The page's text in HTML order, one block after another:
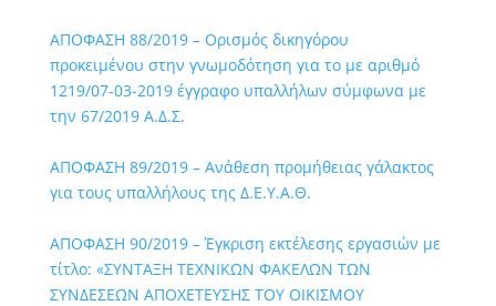
ΑΠΟΦΑΣΗ 88/2019 – Ορισμός δικηγόρου
προκειμένου στην γνωμοδότηση για το με αριθμό
1219/07-03-2019 έγγραφο υπαλλήλων σύμφωνα με
την 67/2019 Α.Δ.Σ.
ΑΠΟΦΑΣΗ 89/2019 – Ανάθεση προμήθειας γάλακτος
για τους υπαλλήλους της Δ.Ε.Υ.Α.Θ.
ΑΠΟΦΑΣΗ 90/2019 – Έγκριση εκτέλεσης εργασιών με
τίτλο: «ΣΥΝΤΑΞΗ ΤΕΧΝΙΚΩΝ ΦΑΚΕΛΩΝ ΤΩΝ
ΣΥΝΔΕΣΕΩΝ ΑΠΟΧΕΤΕΥΣΗΣ ΤΟΥ ΟΙΚΙΣΜΟΥ